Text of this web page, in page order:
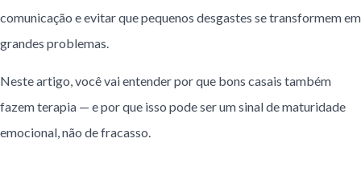
comunicação e evitar que pequenos desgastes se transformem em
grandes problemas.
Neste artigo, você vai entender por que bons casais também
fazem terapia — e por que isso pode ser um sinal de maturidade
emocional, não de fracasso.